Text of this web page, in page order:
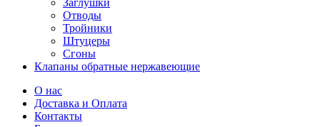
Заглушки
Отводы
Тройники
Штуцеры
Сгоны
Клапаны обратные нержавеющие
О нас
Доставка и Оплата
Контакты